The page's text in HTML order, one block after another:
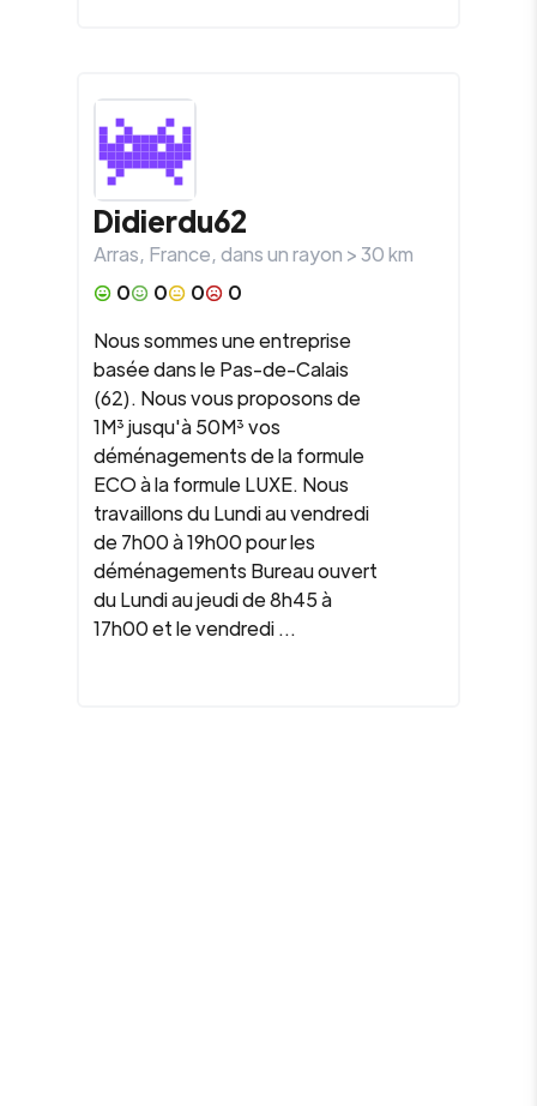
Didierdu62
Arras, France, dans un rayon >30km
0
0 0
0
Nous sommes une entreprise
basée dans le Pas-de-Calais
(62). Nous vous proposons de
1M³ jusqu'à 50M³ vos
déménagements de la formule
ECO à la formule LUXE. Nous
travaillons du Lundi au vendredi
de 7h00 à 19h00 pour les
déménagements Bureau ouvert
du Lundi au jeudi de 8h45 à
17h00 et le vendredi ...